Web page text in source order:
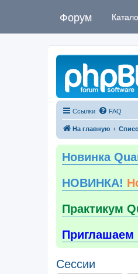
Форум
Ссылки FAQ
На главную
Новинка
НОВИНКА!
Практикум
Сессии